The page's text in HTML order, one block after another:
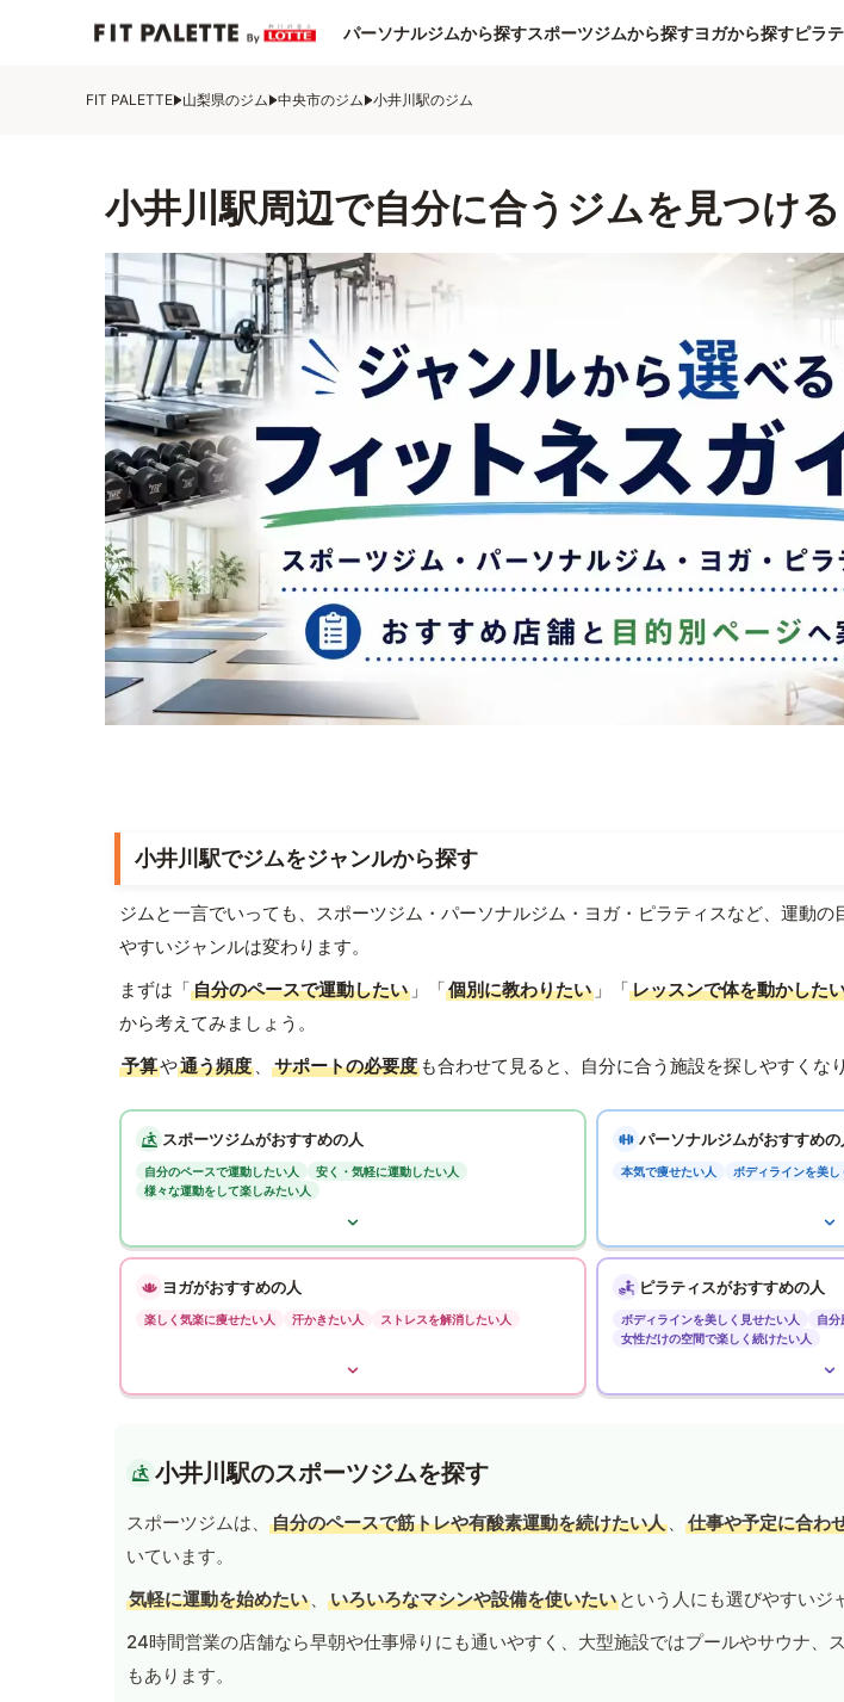
パーソナルジムから探すスポーツジムから探すヨガから探すピラ
FIT PALETTE 山梨県のジム 中央市のジム 小井川駅のジム
小井川駅周辺で自分に合うジムを見つける
小井川駅でジムをジャンルから探す
ジムと一言でいっても、スポーツジム・パーソナルジム・ヨガ・ピラティスなど、運動の
やすいジャンルは変わります。
まずは「自分のペースで運動したい 」「個別に教わりたい 」「レッスンで体を動かした
から考えてみましょう。
予算や通う頻度 、 サポートの必要度 も合わせて見ると、自分に合う施設を探しやすくなり
スポーツジムがおすすめの人
自分のペースで運動したい人
安く・気軽に運動したい人
様々な運動をして楽しみたい人
パーソナルジムがおすすめの
本気で痩せたい人 ボディラインを美し
ヨガがおすすめの人
楽しく気楽に痩せたい人 汗かきたい人 ストレスを解消したい人
ピラティスがおすすめの人
ボディラインを美しく見せたい人
自分
女性だけの空間で楽しく続けたい人
小井川駅のスポーツジムを探す
スポーツジムは、 自分のペースで筋トレや有酸素運動を続けたい人 、 仕事や予定に合わ
いています。
気軽に運動を始めたい 、 いろいろなマシンや設備を使いたい という人にも選びやすいジ
24時間営業の店舗なら早朝や仕事帰りにも通いやすく、大型施設ではプールやサウナ、
もあります。